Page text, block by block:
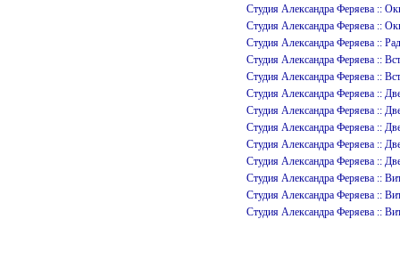
Студия Александра Феряева ::
Студия Александра Феряева ::
Студия Александра Феряева ::
Студия Александра Феряева ::
Студия Александра Феряева ::
Студия Александра Феряева
Студия Александра Феряева ::
Студия Александра Феряева ::
Студия Александра Феряева ::
Студия Александра Феряева ::
Студия Александра Феряева
Студия Александра Феряева
Студия Александра Феряева